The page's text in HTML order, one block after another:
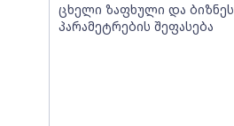
ცხელი ზაფხული და ბიზნეს
პარამეტრების შეფასება